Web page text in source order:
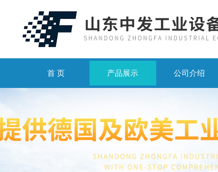
首 页 产品展示 公司介绍